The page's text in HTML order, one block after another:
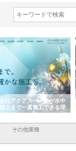
社アクアスペースが水中
上まで一貫施工できる理
その他業種